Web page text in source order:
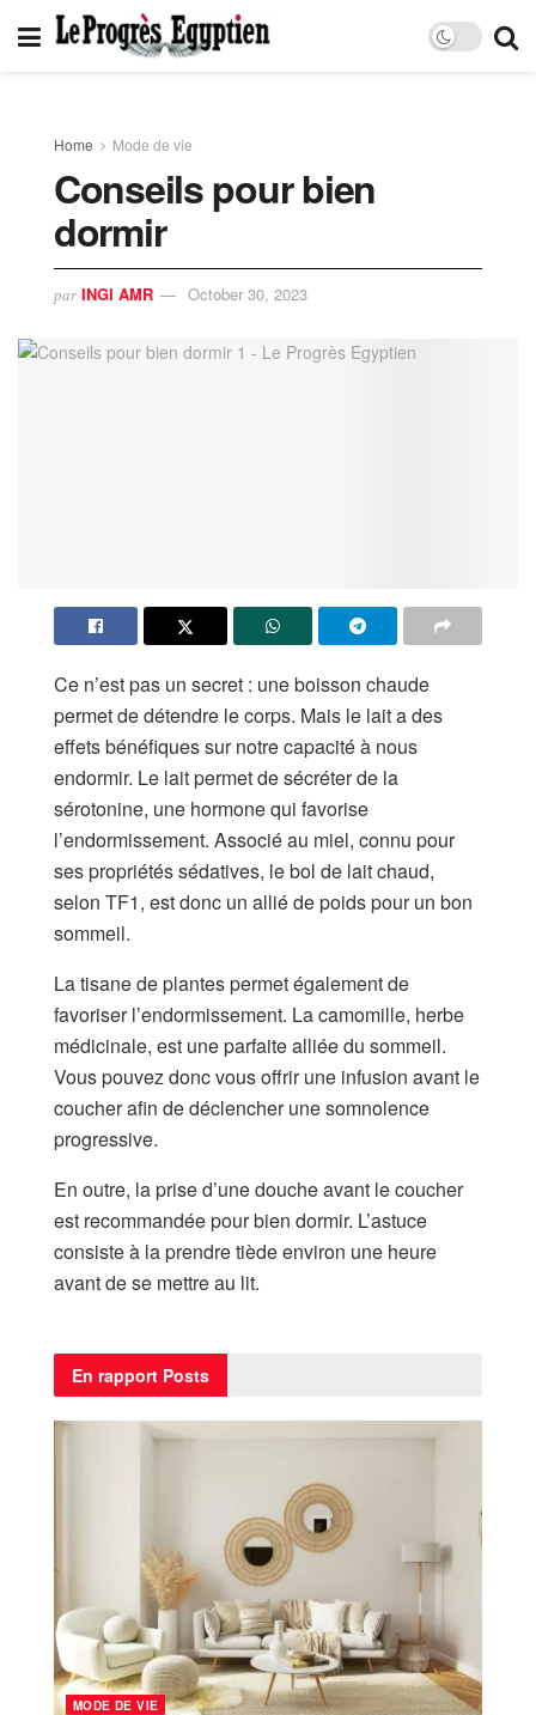
Home Mode de vie
Conseils pour bien
dormir
par INGI AMR October 30, 2023
Ce n’est pas un secret : une boisson chaude
permet de détendre le corps. Mais le lait a des
effets bénéfiques sur notre capacité à nous
endormir. Le lait permet de sécréter de la
sérotonine, une hormone qui favorise
l’endormissement. Associé au miel, connu pour
ses propriétés sédatives, le bol de lait chaud,
selon TF1, est donc un allié de poids pour un bon
sommeil.
La tisane de plantes permet également de
favoriser l’endormissement. La camomille, herbe
médicinale, est une parfaite alliée du sommeil.
Vous pouvez donc vous offrir une infusion avant le
coucher afin de déclencher une somnolence
progressive.
En outre, la prise d’une douche avant le coucher
est recommandée pour bien dormir. L’astuce
consiste à la prendre tiède environ une heure
avant de se mettre au lit.
En rapport Posts
MODE DE VIE